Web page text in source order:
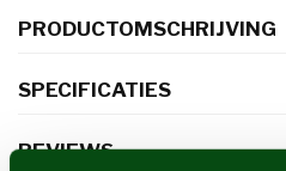
PRODUCTOMSCHRIJVING
SPECIFICATIES
REVIEWS